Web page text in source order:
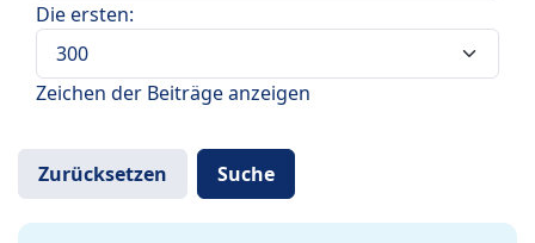
Die ersten:
Zeichen der Beiträge anzeigen